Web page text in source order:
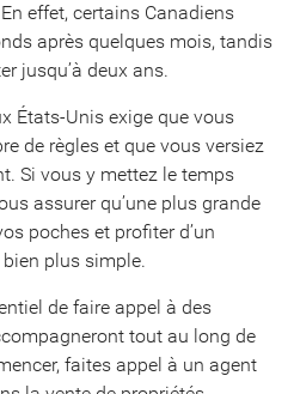
effet, certains Canadiens
après quelques mois, tandis
jusqu’à deux ans.
États-Unis exige que vous
de règles et que vous versiez
Si vous y mettez le temps
assurer qu’une plus grande
poches et profiter d’un
plus simple.
de faire appel à des
tout au long de
faites appel à un agent